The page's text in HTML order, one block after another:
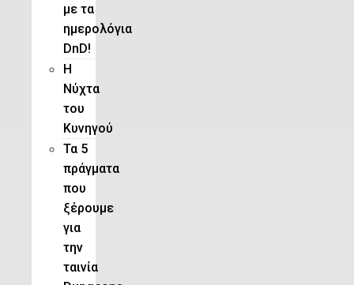
με τα
ημερολόγια
DnD!
H
Νύχτα
του
Κυνηγού
Τα 5
πράγματα
που
ξέρουμε
για
την
ταινία